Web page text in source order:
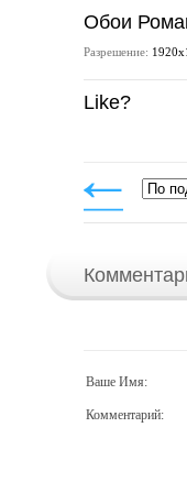
Обои
Разрешение:
Like?
Ваше Имя:
Комментарий: